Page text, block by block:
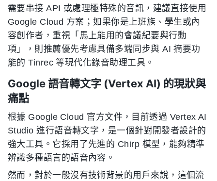
需要串接 API 或處理極特殊的音訊，建議直接使用
Google Cloud 方案；如果你是上班族、學生或內
容創作者，重視「馬上能用的會議紀要與行動
項」，則推薦優先考慮具備多端同步與 AI 摘要功
能的 Tinrec 等現代化錄音助理工具。
Google 語音轉文字 (Vertex AI) 的現狀與
痛點
根據 Google Cloud 官方文件，目前透過 Vertex AI
Studio 進行語音轉文字，是一個針對開發者設計的
強大工具。它採用了先進的 Chirp 模型，能夠精準
辨識多種語言的語音內容。
然而，對於一般沒有技術背景的用戶來說，這個流